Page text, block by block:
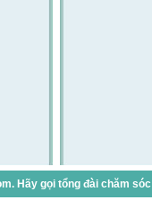
Hãy gọi tổng đài chăm